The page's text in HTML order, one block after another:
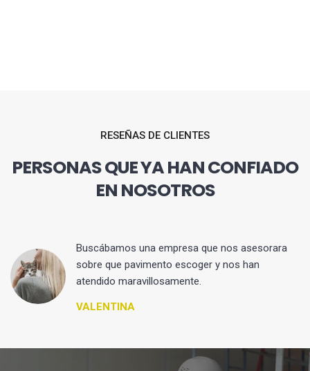
RESEÑAS DE CLIENTES
PERSONAS QUE YA HAN CONFIADO
EN NOSOTROS
Buscábamos una empresa que nos asesorara
sobre que pavimento escoger y nos han
atendido maravillosamente.
VALENTINA